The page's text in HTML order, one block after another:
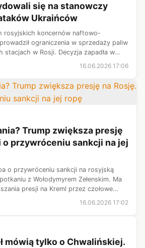
się na stanowczy
Ukraińców
rosyjskich koncernów naftowo-
ograniczenia w sprzedaży paliw
stacjach w Rosji. Decyzja zapadła w
ataków na rosyjski przemysł
16.06.2026 17:06
Trump zwiększa presję
o przywróceniu sankcji na jej
o przywróceniu sankcji na rosyjską
z Wołodymyrem Zełenskim. Ma
presji na Kreml przez czołowe
16.06.2026 17:02
mówią tylko o Chwalińskiej.